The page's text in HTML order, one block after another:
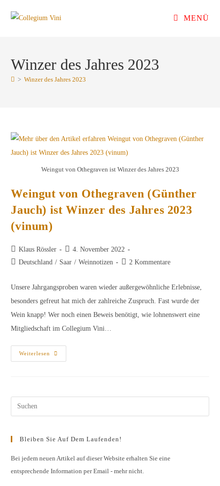
Inhalt
MENÜ
Winzer des Jahres 2023
> Winzer des Jahres 2023
Weingut von Othegraven ist Winzer des Jahres 2023
Weingut von Othegraven (Günther
Jauch) ist Winzer des Jahres 2023
(vinum)
Beitrags-
Autor:
Klaus Rössler
Beitrag
veröffentlicht:
4. November 2022
Beitrags-
Deutschland / Saar / Weinnotizen
Beitrags-
2 Kommentare
Unsere Jahrgangsproben waren wieder außergewöhnliche Erlebnisse,
besonders gefreut hat mich der zahlreiche Zuspruch. Fast wurde der
Wein knapp! Wer noch einen Beweis benötigt, wie lohnenswert eine
Mitgliedschaft im Collegium Vini…
Weiterlesen
Weingut
Von
2023
Bleiben Sie Auf Dem Laufenden!
Bei jedem neuen Artikel auf dieser Website erhalten Sie eine
entsprechende Information per Email - mehr nicht.